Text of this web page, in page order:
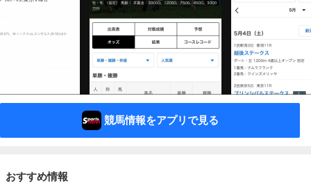
競馬情報をアプリで見る
おすすめ情報